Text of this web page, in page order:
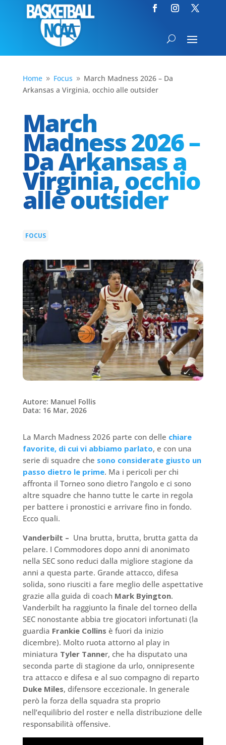
Home 9 Focus 9 March Madness 2026 – Da
Arkansas a Virginia, occhio alle outsider
March
Madness 2026 –
Da Arkansas a
Virginia, occhio
alle outsider
FOCUS
Autore: Manuel Follis
Data: 16 Mar, 2026
La March Madness 2026 parte con delle chiare
favorite, di cui vi abbiamo parlato, e con una
serie di squadre che sono considerate giusto un
passo dietro le prime. Ma i pericoli per chi
affronta il Torneo sono dietro l’angolo e ci sono
altre squadre che hanno tutte le carte in regola
per battere i pronostici e arrivare fino in fondo.
Ecco quali.
Vanderbilt – Una brutta, brutta, brutta gatta da
pelare. I Commodores dopo anni di anonimato
nella SEC sono reduci dalla migliore stagione da
anni a questa parte. Grande attacco, difesa
solida, sono riusciti a fare meglio delle aspettative
grazie alla guida di coach Mark Byington.
Vanderbilt ha raggiunto la finale del torneo della
SEC nonostante abbia tre giocatori infortunati (la
guardia Frankie Collins è fuori da inizio
dicembre). Molto ruota attorno al play in
miniatura Tyler Tanner, che ha disputato una
seconda parte di stagione da urlo, onnipresente
tra attacco e difesa e al suo compagno di reparto
Duke Miles, difensore eccezionale. In generale
però la forza della squadra sta proprio
nell’equilibrio del roster e nella distribuzione delle
responsabilità offensive.